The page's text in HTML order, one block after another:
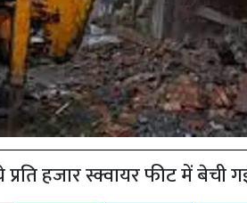
हजार स्क्वायर फीट में बेची